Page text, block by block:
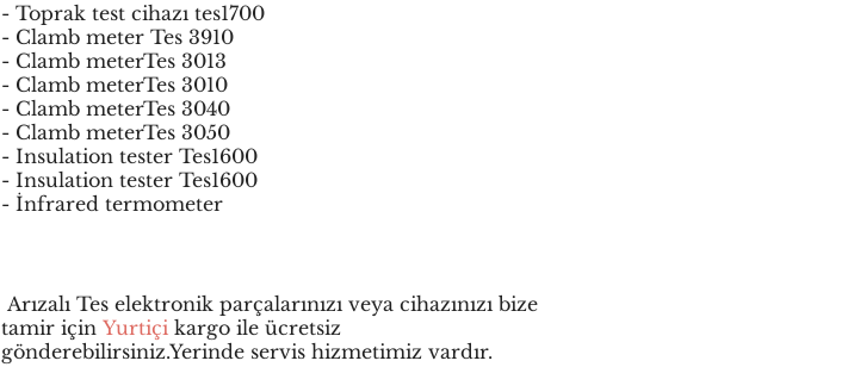
- Toprak test cihazı tes1700
- Clamb meter Tes 3910
- Clamb meterTes 3013
- Clamb meterTes 3010
- Clamb meterTes 3040
- Clamb meterTes 3050
- Insulation tester Tes1600
- Insulation tester Tes1600
- İnfrared termometer
Arızalı Tes elektronik parçalarınızı veya cihazınızı bize
tamir için Yurtiçi kargo ile ücretsiz
gönderebilirsiniz.Yerinde servis hizmetimiz vardır.